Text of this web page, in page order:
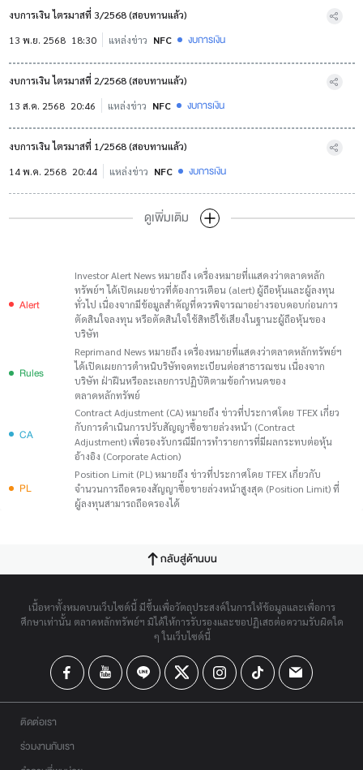
งบการเงิน ไตรมาสที่ 3/2568 (สอบทานแล้ว)
13 พ.ย. 2568 18:30 แหล่งข่าว NFC งบการเงิน
งบการเงิน ไตรมาสที่ 2/2568 (สอบทานแล้ว)
13 ส.ค. 2568 20:46 แหล่งข่าว NFC งบการเงิน
งบการเงิน ไตรมาสที่ 1/2568 (สอบทานแล้ว)
14 พ.ค. 2568 20:44 แหล่งข่าว NFC งบการเงิน
ดูเพิ่มเติม
Alert
Investor Alert News หมายถึง เครื่องหมายที่เแสดงว่าตลาดหลัก
ทรัพย์ฯ ได้เปิดเผยข่าวที่ต้องการเตือน (alert) ผู้ถือหุ้นและผู้ลงทุน
ทั่วไป เนื่องจากมีข้อมูลสำคัญที่ควรพิจารณาอย่างรอบคอบก่อนการ
ตัดสินใจลงทุน หรือตัดสินใจใช้สิทธิใช้เสียงในฐานะผู้ถือหุ้นของ
บริษัท
Rules
Reprimand News หมายถึง เครื่องหมายที่แสดงว่าตลาดหลักทรัพย์ฯ
ได้เปิดเผยการตำหนิบริษัทจดทะเบียนต่อสาธารณชน เนื่องจาก
บริษัท ฝ่าฝืนหรือละเลยการปฏิบัติตามข้อกำหนดของ
ตลาดหลักทรัพย์
CA
Contract Adjustment (CA) หมายถึง ข่าวที่ประกาศโดย TFEX เกี่ยว
กับการดำเนินการปรับสัญญาซื้อขายล่วงหน้า (Contract
Adjustment) เพื่อรองรับกรณีมีการทำรายการที่มีผลกระทบต่อหุ้น
อ้างอิง (Corporate Action)
PL
Position Limit (PL) หมายถึง ข่าวที่ประกาศโดย TFEX เกี่ยวกับ
จำนวนการถือครองสัญญาซื้อขายล่วงหน้าสูงสุด (Position Limit) ที่
ผู้ลงทุนสามารถถือครองได้
กลับสู่ด้านบน
เนื้อหาทั้งหมดบนเว็บไซต์นี้ มีขึ้นเพื่อวัตถุประสงค์ในการให้ข้อมูลและเพื่อการ
ศึกษาเท่านั้น ตลาดหลักทรัพย์ฯ มิได้ให้การรับรองและขอปฏิเสธต่อความรับผิดใด
ๆ ในเว็บไซต์นี้
ติดต่อเรา
ร่วมงานกับเรา